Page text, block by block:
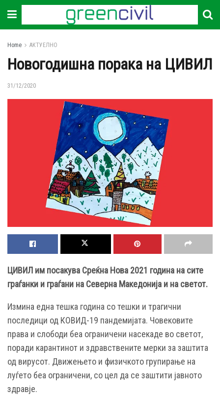
Home АКТУЕЛНО
Новогодишна порака на ЦИВИЛ
31/12/2020
ЦИВИЛ им посакува Среќна Нова 2021 година на сите
граѓанки и граѓани на Северна Македонија и на светот.
Измина една тешка година со тешки и трагични
последици од КОВИД-19 пандемијата. Човековите
права и слободи беа ограничени насекаде во светот,
поради карантинот и здравствените мерки за заштита
од вирусот. Движењето и физичкото групирање на
луѓето беа ограничени, со цел да се заштити јавното
здравје.